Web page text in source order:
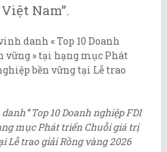
Nam”.
danh“Top 10 Doanh nghiệp FDI
mục Phát triển Chuỗi giá trị
Lễ trao giải Rồng vàng 2026